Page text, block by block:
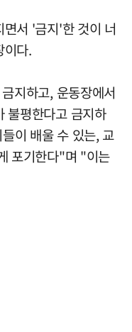
서 '금지'한 것이 너
이다.
지하고, 운동장에서
불평한다고 금지하
이 배울 수 있는, 교
포기한다"며 "이는